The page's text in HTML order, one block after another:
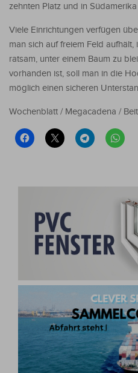
zehnten Platz und in
Viele Einrichtungen verfügen
man sich auf freiem Feld aufhält,
ratsam, unter einem Baum zu
vorhanden ist, soll man in die
möglich einen sicheren
Wochenblatt / Megacadena /